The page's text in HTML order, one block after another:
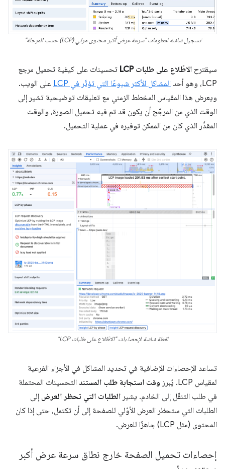
تسجيل شاشة لمعلومات "سرعة عرض أكبر محتوى مرئي (LCP) حسب المرحلة"
سيقترح الاطّلاع على طلبات LCP
تحسينات على كيفية تحميل مرجع
LCP، وهو أحد
المشاكل الأكثر شيوعًا التي تؤثّر في LCP
على الويب.
ويعرض هذا المقياس المخطط الزمني مع تعليقات توضيحية تشير إلى
الوقت الذي من المرجّح أن يكون قد تم فيه تحميل الصورة، والوقت
المقدَّر الذي كان من الممكن توفيره في عملية التحميل.
لقطة شاشة لإحصاءات "الاطّلاع على طلبات LCP"
تساعد الإحصاءات الإضافية في تحديد المشاكل في الأجزاء الفرعية
لمقياس LCP. يُبرز
وقت استجابة طلب المستند التحسينات المحتملة
في طلب التنقّل إلى الخادم. يشير الطلبات التي تحظر العرض إلى
الطلبات التي ستحظر العرض الأوّلي للصفحة إلى أن تكتمل، حتى إذا كان
المحتوى (مثل LCP) جاهزًا للعرض.
إحصاءات تحميل الصفحة خارج نطاق سرعة عرض أكبر